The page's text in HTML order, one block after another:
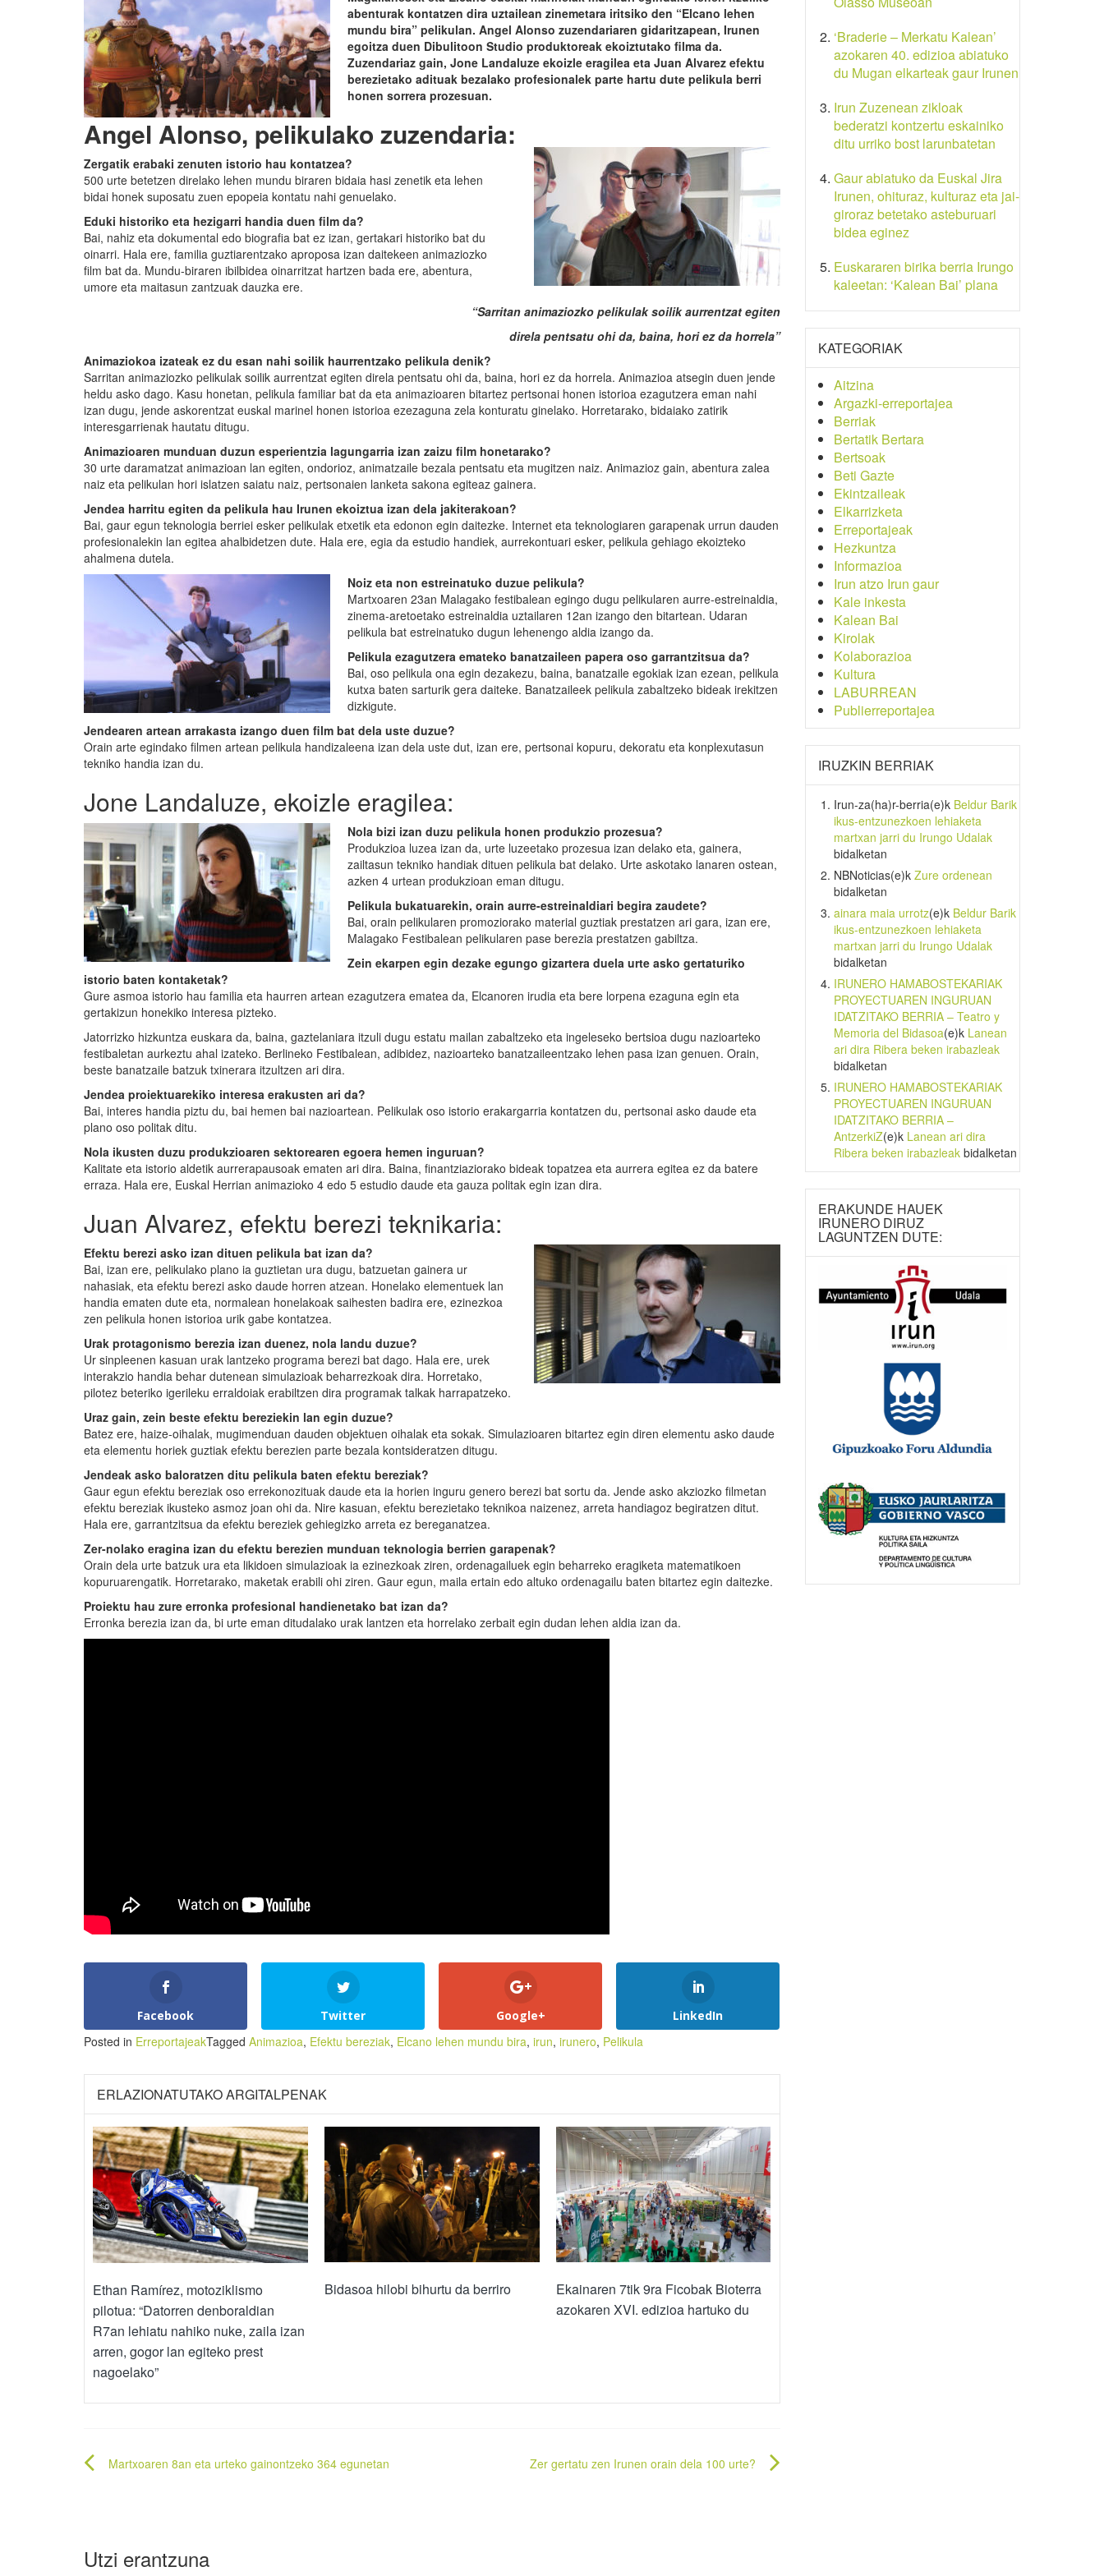
abenturak kontatzen dira uztailean zinemetara iritsiko den “Elcano lehen
mundu bira” pelikulan. Angel Alonso zuzendariaren gidaritzapean, Irunen
egoitza duen Dibulitoon Studio produktoreak ekoiztutako filma da.
Zuzendariaz gain, Jone Landaluze ekoizle eragilea eta Juan Alvarez efektu
berezietako adituak bezalako profesionalek parte hartu dute pelikula berri
honen sorrera prozesuan.
Angel Alonso, pelikulako zuzendaria:
Zergatik erabaki zenuten istorio hau kontatzea?
500 urte betetzen direlako lehen mundu biraren bidaia hasi zenetik eta lehen
bidai honek suposatu zuen epopeia kontatu nahi genuelako.
Eduki historiko eta hezigarri handia duen film da?
Bai, nahiz eta dokumental edo biografia bat ez izan, gertakari historiko bat du
oinarri. Hala ere, familia guztiarentzako aproposa izan daitekeen animaziozko
film bat da. Mundu-biraren ibilbidea oinarritzat hartzen bada ere, abentura,
umore eta maitasun zantzuak dauzka ere.
“Sarritan animaziozko pelikulak soilik aurrentzat egiten
direla pentsatu ohi da, baina, hori ez da horrela”
Animaziokoa izateak ez du esan nahi soilik haurrentzako pelikula denik?
Sarritan animaziozko pelikulak soilik aurrentzat egiten direla pentsatu ohi da, baina, hori ez da horrela. Animazioa atsegin duen jende
heldu asko dago. Kasu honetan, pelikula familiar bat da eta animazioaren bitartez pertsonai honen istorioa ezagutzera eman nahi
izan dugu, jende askorentzat euskal marinel honen istorioa ezezaguna zela konturatu ginelako. Horretarako, bidaiako zatirik
interesgarrienak hautatu ditugu.
Animazioaren munduan duzun esperientzia lagungarria izan zaizu film honetarako?
30 urte daramatzat animazioan lan egiten, ondorioz, animatzaile bezala pentsatu eta mugitzen naiz. Animazioz gain, abentura zalea
naiz eta pelikulan hori islatzen saiatu naiz, pertsonaien lanketa sakona egiteaz gainera.
Jendea harritu egiten da pelikula hau Irunen ekoiztua izan dela jakiterakoan?
Bai, gaur egun teknologia berriei esker pelikulak etxetik eta edonon egin daitezke. Internet eta teknologiaren garapenak urrun dauden
profesionalekin lan egitea ahalbidetzen dute. Hala ere, egia da estudio handiek, aurrekontuari esker, pelikula gehiago ekoizteko
ahalmena dutela.
Noiz eta non estreinatuko duzue pelikula?
Martxoaren 23an Malagako festibalean egingo dugu pelikularen aurre-estreinaldia,
zinema-aretoetako estreinaldia uztailaren 12an izango den bitartean. Udaran
pelikula bat estreinatuko dugun lehenengo aldia izango da.
Pelikula ezagutzera emateko banatzaileen papera oso garrantzitsua da?
Bai, oso pelikula ona egin dezakezu, baina, banatzaile egokiak izan ezean, pelikula
kutxa baten sarturik gera daiteke. Banatzaileek pelikula zabaltzeko bideak irekitzen
dizkigute.
Jendearen artean arrakasta izango duen film bat dela uste duzue?
Orain arte egindako filmen artean pelikula handizaleena izan dela uste dut, izan ere, pertsonai kopuru, dekoratu eta konplexutasun
tekniko handia izan du.
Jone Landaluze, ekoizle eragilea:
Nola bizi izan duzu pelikula honen produkzio prozesua?
Produkzioa luzea izan da, urte luzeetako prozesua izan delako eta, gainera,
zailtasun tekniko handiak dituen pelikula bat delako. Urte askotako lanaren ostean,
azken 4 urtean produkzioan eman ditugu.
Pelikula bukatuarekin, orain aurre-estreinaldiari begira zaudete?
Bai, orain pelikularen promoziorako material guztiak prestatzen ari gara, izan ere,
Malagako Festibalean pelikularen pase berezia prestatzen gabiltza.
Zein ekarpen egin dezake egungo gizartera duela urte asko gertaturiko
istorio baten kontaketak?
Gure asmoa istorio hau familia eta haurren artean ezagutzera ematea da, Elcanoren irudia eta bere lorpena ezaguna egin eta
gertakizun honekiko interesa pizteko.
Jatorrizko hizkuntza euskara da, baina, gaztelaniara itzuli dugu estatu mailan zabaltzeko eta ingeleseko bertsioa dugu nazioarteko
festibaletan aurkeztu ahal izateko. Berlineko Festibalean, adibidez, nazioarteko banatzaileentzako lehen pasa izan genuen. Orain,
beste banatzaile batzuk txinerara itzultzen ari dira.
Jendea proiektuarekiko interesa erakusten ari da?
Bai, interes handia piztu du, bai hemen bai nazioartean. Pelikulak oso istorio erakargarria kontatzen du, pertsonai asko daude eta
plano oso politak ditu.
Nola ikusten duzu produkzioaren sektorearen egoera hemen inguruan?
Kalitate eta istorio aldetik aurrerapausoak ematen ari dira. Baina, finantziaziorako bideak topatzea eta aurrera egitea ez da batere
erraza. Hala ere, Euskal Herrian animazioko 4 edo 5 estudio daude eta gauza politak egin izan dira.
Juan Alvarez, efektu berezi teknikaria:
Efektu berezi asko izan dituen pelikula bat izan da?
Bai, izan ere, pelikulako plano ia guztietan ura dugu, batzuetan gainera ur
nahasiak, eta efektu berezi asko daude horren atzean. Honelako elementuek lan
handia ematen dute eta, normalean honelakoak saihesten badira ere, ezinezkoa
zen pelikula honen istorioa urik gabe kontatzea.
Urak protagonismo berezia izan duenez, nola landu duzue?
Ur sinpleenen kasuan urak lantzeko programa berezi bat dago. Hala ere, urek
interakzio handia behar dutenean simulazioak beharrezkoak dira. Horretako,
pilotez beteriko igerileku erraldoiak erabiltzen dira programak talkak harrapatzeko.
Uraz gain, zein beste efektu bereziekin lan egin duzue?
Batez ere, haize-oihalak, mugimenduan dauden objektuen oihalak eta sokak. Simulazioaren bitartez egin diren elementu asko daude
eta elementu horiek guztiak efektu berezien parte bezala kontsideratzen ditugu.
Jendeak asko baloratzen ditu pelikula baten efektu bereziak?
Gaur egun efektu bereziak oso errekonozituak daude eta ia horien inguru genero berezi bat sortu da. Jende asko akziozko filmetan
efektu bereziak ikusteko asmoz joan ohi da. Nire kasuan, efektu berezietako teknikoa naizenez, arreta handiagoz begiratzen ditut.
Hala ere, garrantzitsua da efektu bereziek gehiegizko arreta ez bereganatzea.
Zer-nolako eragina izan du efektu berezien munduan teknologia berrien garapenak?
Orain dela urte batzuk ura eta likidoen simulazioak ia ezinezkoak ziren, ordenagailuek egin beharreko eragiketa matematikoen
kopuruarengatik. Horretarako, maketak erabili ohi ziren. Gaur egun, maila ertain edo altuko ordenagailu baten bitartez egin daitezke.
Proiektu hau zure erronka profesional handienetako bat izan da?
Erronka berezia izan da, bi urte eman ditudalako urak lantzen eta horrelako zerbait egin dudan lehen aldia izan da.
Facebook Twitter Google+ LinkedIn
Posted in ErreportajeakTagged Animazioa, Efektu bereziak, Elcano lehen mundu bira, irun, irunero, Pelikula
ERLAZIONATUTAKO ARGITALPENAK
Ethan Ramírez, motoziklismo
pilotua: “Datorren denboraldian
R7an lehiatu nahiko nuke, zaila izan
arren, gogor lan egiteko prest
nagoelako”
Bidasoa hilobi bihurtu da berriro
Ekainaren 7tik 9ra Ficobak Bioterra
azokaren XVI. edizioa hartuko du
Bidalketetan
Martxoaren 8an eta urteko gainontzeko 364 egunetan Zer gertatu zen Irunen orain dela 100 urte?
Utzi erantzuna
‘Braderie – Merkatu Kalean’
azokaren 40. edizioa abiatuko
du Mugan elkarteak gaur Irunen
Irun Zuzenean zikloak
bederatzi kontzertu eskainiko
ditu urriko bost larunbatetan
Gaur abiatuko da Euskal Jira
Irunen, ohituraz, kulturaz eta jai-
giroraz betetako asteburuari
bidea eginez
Euskararen birika berria Irungo
kaleetan: ‘Kalean Bai’ plana
KATEGORIAK
Aitzina
Argazki-erreportajea
Berriak
Bertatik Bertara
Bertsoak
Beti Gazte
Ekintzaileak
Elkarrizketa
Erreportajeak
Hezkuntza
Informazioa
Irun atzo Irun gaur
Kale inkesta
Kalean Bai
Kirolak
Kolaborazioa
Kultura
LABURREAN
Publierreportajea
IRUZKIN BERRIAK
Irun-za(ha)r-berria(e)k Beldur Barik
ikus-entzunezkoen lehiaketa
martxan jarri du Irungo Udalak
bidalketan
NBNoticias(e)k Zure ordenean
bidalketan
ainara maia urrotz(e)k Beldur Barik
ikus-entzunezkoen lehiaketa
martxan jarri du Irungo Udalak
bidalketan
IRUNERO HAMABOSTEKARIAK
PROYECTUAREN INGURUAN
IDATZITAKO BERRIA – Teatro y
Memoria del Bidasoa(e)k Lanean
ari dira Ribera beken irabazleak
bidalketan
IRUNERO HAMABOSTEKARIAK
PROYECTUAREN INGURUAN
IDATZITAKO BERRIA –
AntzerkiZ(e)k Lanean ari dira
Ribera beken irabazleakbidalketan
ERAKUNDE HAUEK
IRUNERO DIRUZ
LAGUNTZEN DUTE: